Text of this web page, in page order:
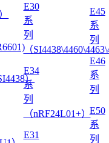
）
E30
系
列
（
E34
系
列
（nRF24L01+）
E31
E45
系
列
E46
系
列
E50
系
列